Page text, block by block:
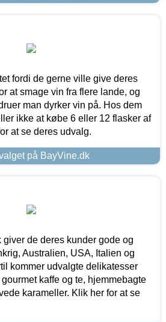
fordi de gerne ville give deres
at smage vin fra flere lande, og
man dyrker vin på. Hos dem
ikke at købe 6 eller 12 flasker af
at se deres udvalg.
på BayVine.dk
de deres kunder gode og
Australien, USA, Italien og
kommer udvalgte delikatesser
kaffe og te, hjemmebagte
karameller. Klik her for at se